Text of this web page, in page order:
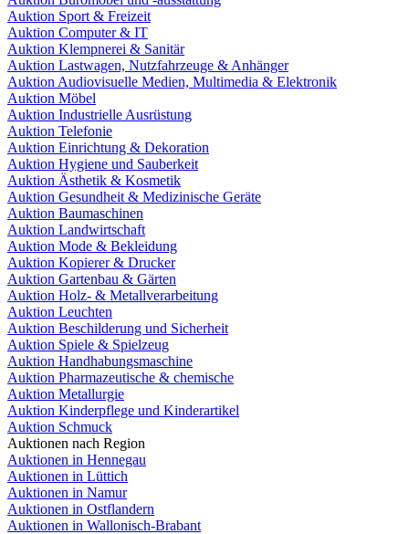
Auktion Sport & Freizeit
Auktion Computer & IT
Auktion Klempnerei & Sanitär
Auktion Lastwagen, Nutzfahrzeuge & Anhänger
Auktion Audiovisuelle Medien, Multimedia & Elektronik
Auktion Möbel
Auktion Industrielle Ausrüstung
Auktion Telefonie
Auktion Einrichtung & Dekoration
Auktion Hygiene und Sauberkeit
Auktion Ästhetik & Kosmetik
Auktion Gesundheit & Medizinische Geräte
Auktion Baumaschinen
Auktion Landwirtschaft
Auktion Mode & Bekleidung
Auktion Kopierer & Drucker
Auktion Gartenbau & Gärten
Auktion Holz- & Metallverarbeitung
Auktion Leuchten
Auktion Beschilderung und Sicherheit
Auktion Spiele & Spielzeug
Auktion Handhabungsmaschine
Auktion Pharmazeutische & chemische
Auktion Metallurgie
Auktion Kinderpflege und Kinderartikel
Auktion Schmuck
Auktionen nach Region
Auktionen in Hennegau
Auktionen in Lüttich
Auktionen in Namur
Auktionen in Ostflandern
Auktionen in Wallonisch-Brabant